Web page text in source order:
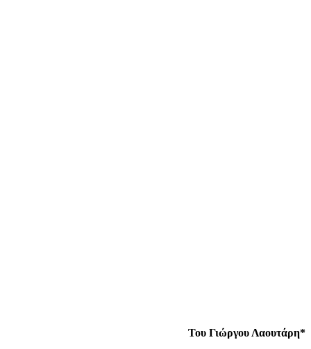
Του Γιώργου Λαουτάρη*